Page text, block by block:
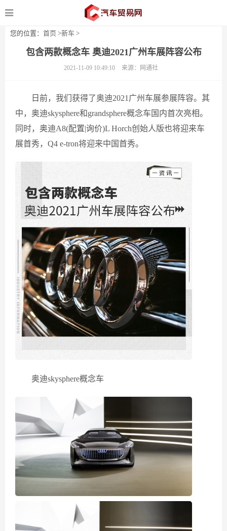
您的位置： 首页 >新车 >
包含两款概念车 奥迪2021广州车展阵容公布
2021-11-09 10:49:10 来源：网通社
日前，我们获得了奥迪2021广州车展参展阵容。其
中，奥迪skysphere和grandsphere概念车国内首次亮相。
同时，奥迪A8(配置|询价)L Horch创始人版也将迎来车
展首秀，Q4 e-tron将迎来中国首秀。
奥迪skysphere概念车